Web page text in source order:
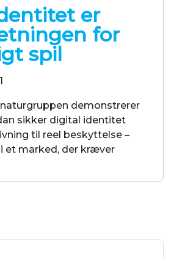
er
for
spil
demonstrerer
sikker digital identitet
til reel beskyttelse –
et marked, der kræver